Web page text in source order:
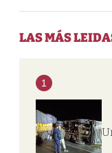
LAS MÁS
1